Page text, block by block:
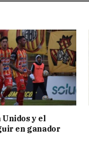
Unidos y el
en ganador